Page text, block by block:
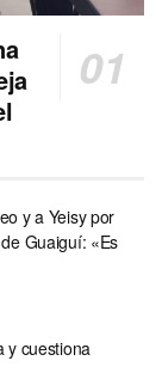
y a Yeisy por
Guaiguí: «Es
y cuestiona